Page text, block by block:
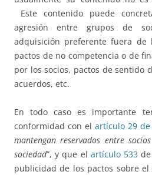
Este contenido puede
agresión entre grupos de
adquisición preferente fuera de
pactos de no competencia o de
por los socios, pactos de sentido
acuerdos, etc.
En todo caso es importante
conformidad con el artículo 29 de
mantengan reservados entre
sociedad”, y que el artículo 533
publicidad de los pactos sobre